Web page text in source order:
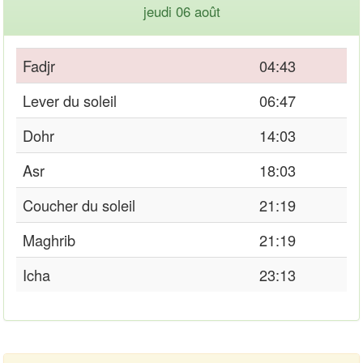
jeudi 06 août
Fadjr
04:43
Lever du soleil
06:47
Dohr
14:03
Asr
18:03
Coucher du soleil
21:19
Maghrib
21:19
Icha
23:13